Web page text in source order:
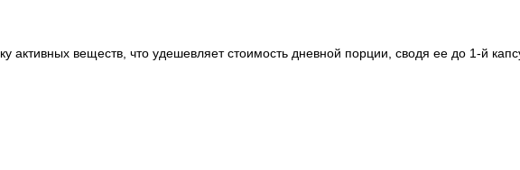
активных веществ, что удешевляет стоимость дневной порции, сводя ее до 1-й